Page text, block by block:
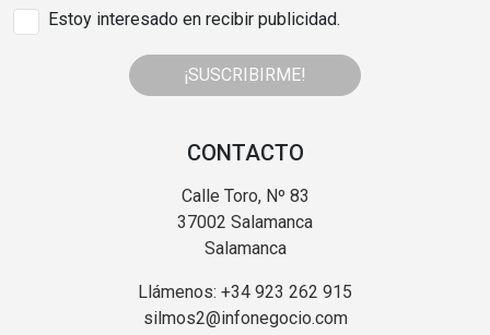
Estoy interesado en recibir publicidad.
¡SUSCRIBIRME!
CONTACTO
Calle Toro, Nº 83
37002 Salamanca
Salamanca
Llámenos: +34 923 262 915
silmos2@infonegocio.com